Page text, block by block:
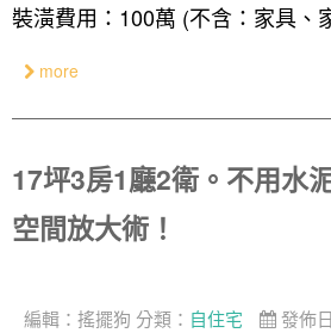
裝潢費用：100萬 (不含：家具、
more
17坪3房1廳2衛。不用水
空間放大術！
編輯： 搖擺狗 分類： 自住宅 發佈
日式
中式
美式